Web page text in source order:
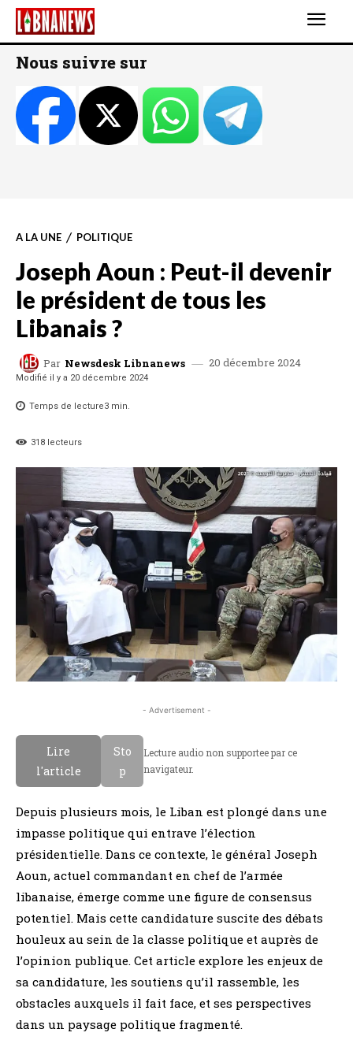
Nous suivre sur
A LA UNE POLITIQUE
Joseph Aoun : Peut-il devenir
le président de tous les
Libanais ?
Par Newsdesk Libnanews 20 décembre 2024
Modifié il y a 20 décembre 2024
Temps de lecture3 min.
318 lecteurs
- Advertisement -
Lire
l'article
Sto
p
Lecture audio non supportee par ce
navigateur.
Depuis plusieurs mois, le Liban est plongé dans une
impasse politique qui entrave l’élection
présidentielle. Dans ce contexte, le général Joseph
Aoun, actuel commandant en chef de l’armée
libanaise, émerge comme une figure de consensus
potentiel. Mais cette candidature suscite des débats
houleux au sein de la classe politique et auprès de
l’opinion publique. Cet article explore les enjeux de
sa candidature, les soutiens qu’il rassemble, les
obstacles auxquels il fait face, et ses perspectives
dans un paysage politique fragmenté.